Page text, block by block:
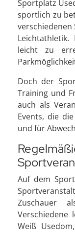
Sportplatz
sportlich zu
verschiedenen
leicht zu
Doch der
Training und
auch als
Events, die
und für
Auf dem
Zuschauer
Verschiedene
Weiß